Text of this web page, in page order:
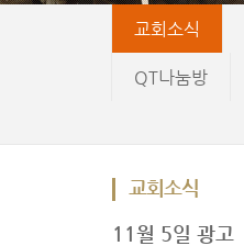
교회소식
QT나눔방
교회소식
11월 5일 광고